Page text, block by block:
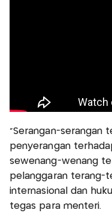
“Serangan-serangan
penyerangan
sewenang-wenang
pelanggaran terang-
internasional dan
tegas para menteri.